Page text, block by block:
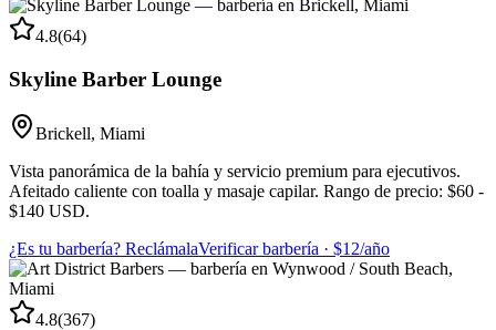
4.8(64)
Skyline Barber Lounge
Brickell, Miami
Vista panorámica de la bahía y servicio premium para ejecutivos.
Afeitado caliente con toalla y masaje capilar. Rango de precio: $60 -
$140 USD.
¿Es tu barbería? ReclámalaVerificar barbería · $12/año
4.8(367)